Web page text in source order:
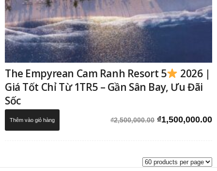
The Empyrean Cam Ranh Resort 5
2026 |
Giá Tốt Chỉ Từ 1TR5 – Gần Sân Bay, Ưu Đãi
Sốc
₫2,500,000.00 Giá
₫1,500,000.00
Thêm vào giỏ hàng